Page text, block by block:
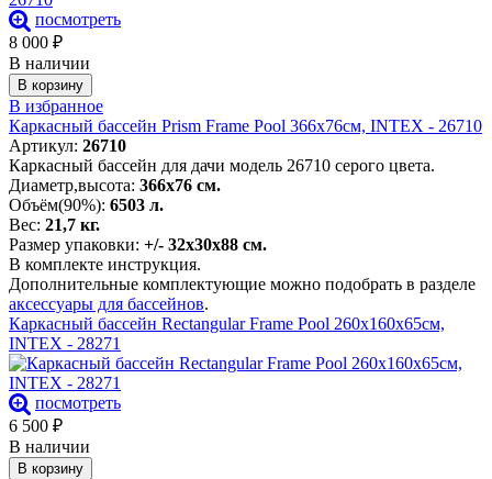
посмотреть
8 000 ₽
В наличии
В корзину
В избранное
Каркасный бассейн Prism Frame Pool 366х76см, INTEX - 26710
Артикул: 26710
Каркасный бассейн для дачи модель 26710 серого цвета.
Диаметр,высота: 366х76 см.
Объём(90%): 6503 л.
Вес: 21,7 кг.
Размер упаковки: +/- 32х30х88 см.
В комплекте инструкция.
Дополнительные комплектующие можно подобрать в разделе
аксессуары для бассейнов.
Каркасный бассейн Rectangular Frame Pool 260х160х65см,
INTEX - 28271
посмотреть
6 500 ₽
В наличии
В корзину